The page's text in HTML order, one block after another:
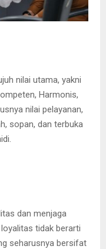
nilai utama, yakni
Harmonis,
nilai pelayanan,
sopan, dan terbuka
dan menjaga
tidak berarti
seharusnya bersifat